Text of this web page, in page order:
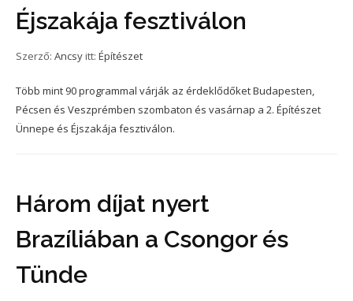
Éjszakája fesztiválon
Szerző: Ancsy itt: Építészet
Több mint 90 programmal várják az érdeklődőket Budapesten,
Pécsen és Veszprémben szombaton és vasárnap a 2. Építészet
Ünnepe és Éjszakája fesztiválon.
Három díjat nyert
Brazíliában a Csongor és
Tünde